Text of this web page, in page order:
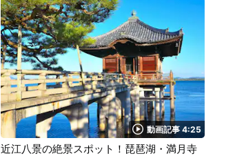
動画記事 4:25
近江八景の絶景スポット！琵琶湖・満月寺